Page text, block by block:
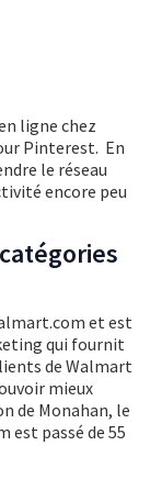
ligne chez
Pinterest. En
le réseau
encore peu
et est
qui fournit
de Walmart
mieux
de Monahan, le
est passé de 55